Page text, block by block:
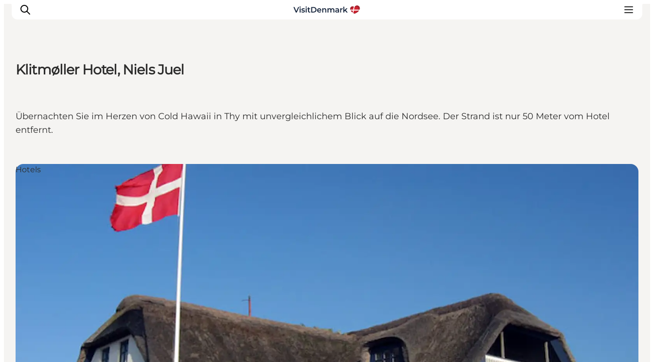
Erlebnisse
Unterkünfte
Klitmøller Hotel, Niels Juel
Übernachten Sie im Herzen von Cold Hawaii in Thy mit unvergleichlichem Blick auf die Nordsee. Der Strand ist nur 50 Meter vom Hotel
entfernt.
Hotels